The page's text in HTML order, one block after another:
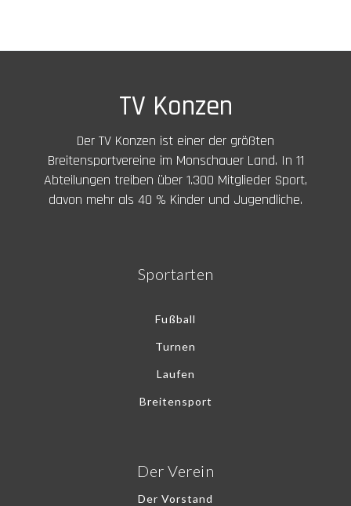
TV Konzen
Der TV Konzen ist einer der größten
Breitensportvereine im Monschauer Land. In 11
Abteilungen treiben über 1.300 Mitglieder Sport,
davon mehr als 40 % Kinder und Jugendliche.
Sportarten
Fußball
Turnen
Laufen
Breitensport
Der Verein
Der Vorstand